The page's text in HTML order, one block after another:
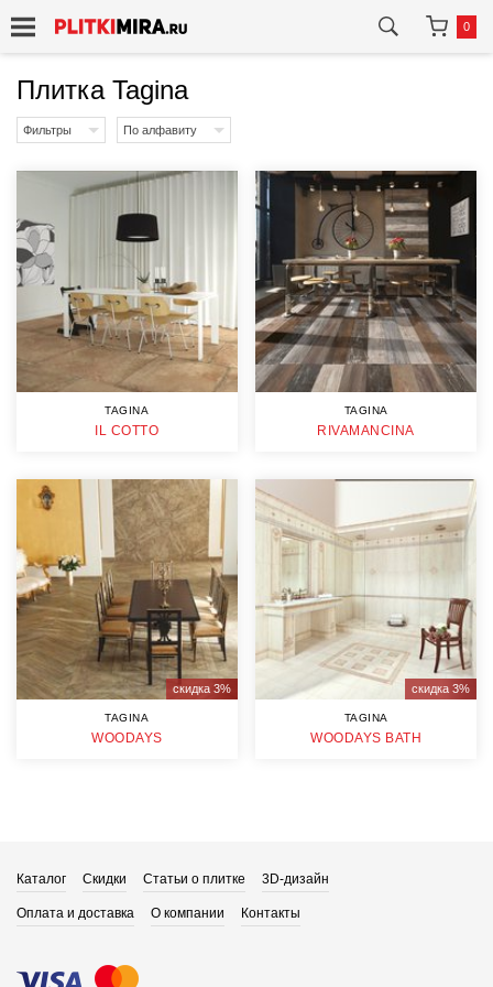
0
Плитка Tagina
Фильтры По алфавиту
TAGINA
IL COTTO
TAGINA
RIVAMANCINA
скидка 3%
TAGINA
WOODAYS
скидка 3%
TAGINA
WOODAYS BATH
Каталог Скидки Статьи о плитке 3D-дизайн
Оплата и доставка О компании Контакты